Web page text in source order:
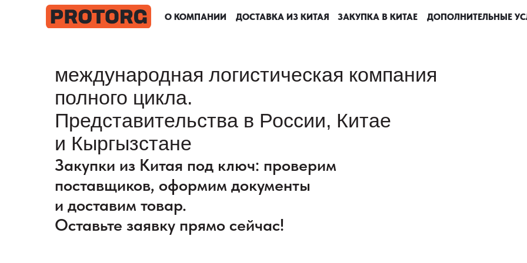
ДОПОЛНИТЕЛЬНЫЕ
О КОМПАНИИ ДОСТАВКА ИЗ КИТАЯ ЗАКУПКА В КИТАЕ ДОПОЛНИТЕЛЬНЫЕ
О КОМПАНИИ ДОСТАВКА ИЗ КИТАЯ ЗАКУПКА В КИТАЕ
международная логистическая компания
полного цикла.
Представительства в России, Китае
и Кыргызстане
Закупки из Китая под ключ: проверим
поставщиков, оформим документы
и доставим товар.
Оставьте заявку прямо сейчас!
ДОПОЛНИТЕЛЬНЫЕ
О КОМПАНИИ ДОСТАВКА ИЗ КИТАЯ ЗАКУПКА В КИТАЕ ДОПОЛНИТЕЛЬНЫЕ
О КОМПАНИИ ДОСТАВКА ИЗ КИТАЯ ЗАКУПКА В КИТАЕ